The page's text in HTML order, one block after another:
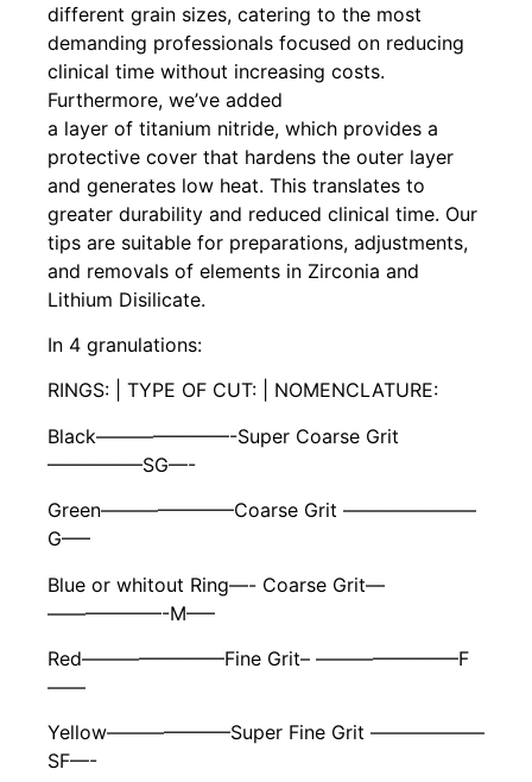
different grain sizes, catering to the most
demanding professionals focused on reducing
clinical time without increasing costs.
Furthermore, we’ve added
a layer of titanium nitride, which provides a
protective cover that hardens the outer layer
and generates low heat. This translates to
greater durability and reduced clinical time. Our
tips are suitable for preparations, adjustments,
and removals of elements in Zirconia and
Lithium Disilicate.
In 4 granulations:
RINGS: | TYPE OF CUT: | NOMENCLATURE:
Black———————-Super Coarse Grit
—————SG—-
Green———————Coarse Grit ———————
G—–
Blue or whitout Ring—- Coarse Grit—
——————-M—–
Red———————–Fine Grit– ———————–F
——
Yellow——————–Super Fine Grit ——————
SF—-